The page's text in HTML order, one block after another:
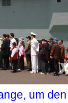
um